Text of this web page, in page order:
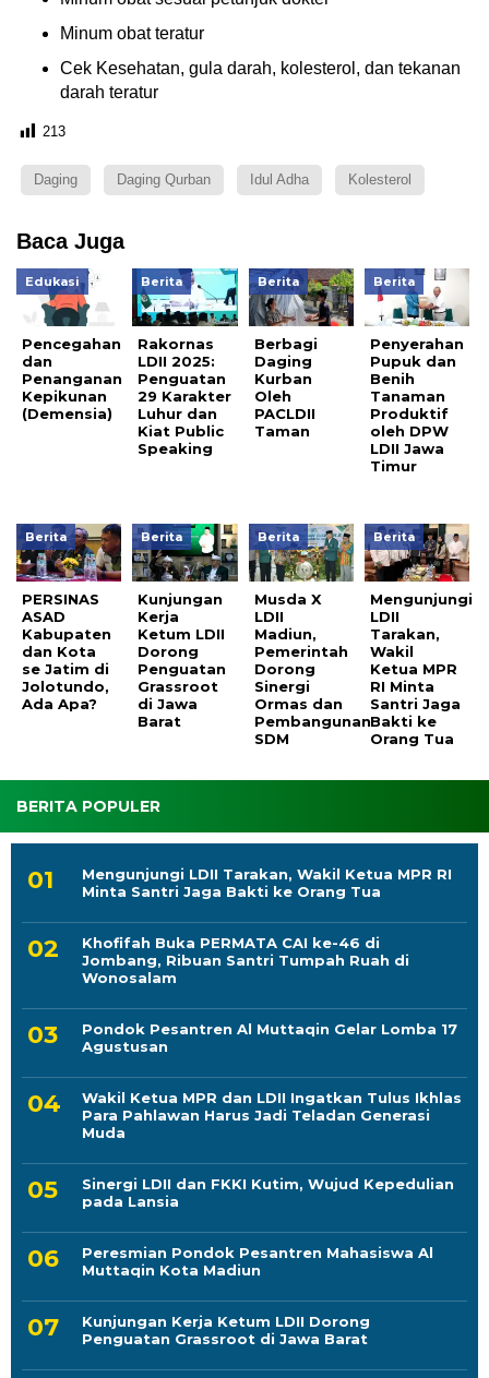
Minum obat teratur
Cek Kesehatan, gula darah, kolesterol, dan tekanan
darah teratur
213
Daging Daging Qurban Idul Adha Kolesterol
Baca Juga
Edukasi
Pencegahan
dan
Penanganan
Kepikunan
(Demensia)
Berita
Rakornas
LDII 2025:
Penguatan
29 Karakter
Luhur dan
Kiat Public
Speaking
Berita
Berbagi
Daging
Kurban
Oleh
PACLDII
Taman
Berita
Penyerahan
Pupuk dan
Benih
Tanaman
Produktif
oleh DPW
LDII Jawa
Timur
Berita
PERSINAS
ASAD
Kabupaten
dan Kota
se Jatim di
Jolotundo,
Ada Apa?
Berita
Kunjungan
Kerja
Ketum LDII
Dorong
Penguatan
Grassroot
di Jawa
Barat
Berita
Musda X
LDII
Madiun,
Pemerintah
Dorong
Sinergi
Ormas dan
Pembangunan
SDM
Berita
Mengunjungi
LDII
Tarakan,
Wakil
Ketua MPR
RI Minta
Santri Jaga
Bakti ke
Orang Tua
BERITA POPULER
Mengunjungi LDII Tarakan, Wakil Ketua MPR RI
Minta Santri Jaga Bakti ke Orang Tua
Khofifah Buka PERMATA CAI ke-46 di
Jombang, Ribuan Santri Tumpah Ruah di
Wonosalam
Pondok Pesantren Al Muttaqin Gelar Lomba 17
Agustusan
Wakil Ketua MPR dan LDII Ingatkan Tulus Ikhlas
Para Pahlawan Harus Jadi Teladan Generasi
Muda
Sinergi LDII dan FKKI Kutim, Wujud Kepedulian
pada Lansia
Peresmian Pondok Pesantren Mahasiswa Al
Muttaqin Kota Madiun
Kunjungan Kerja Ketum LDII Dorong
Penguatan Grassroot di Jawa Barat